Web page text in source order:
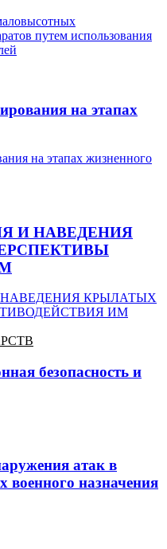
на этапах
И НАВЕДЕНИЯ
безопасность и
атак в
назначения